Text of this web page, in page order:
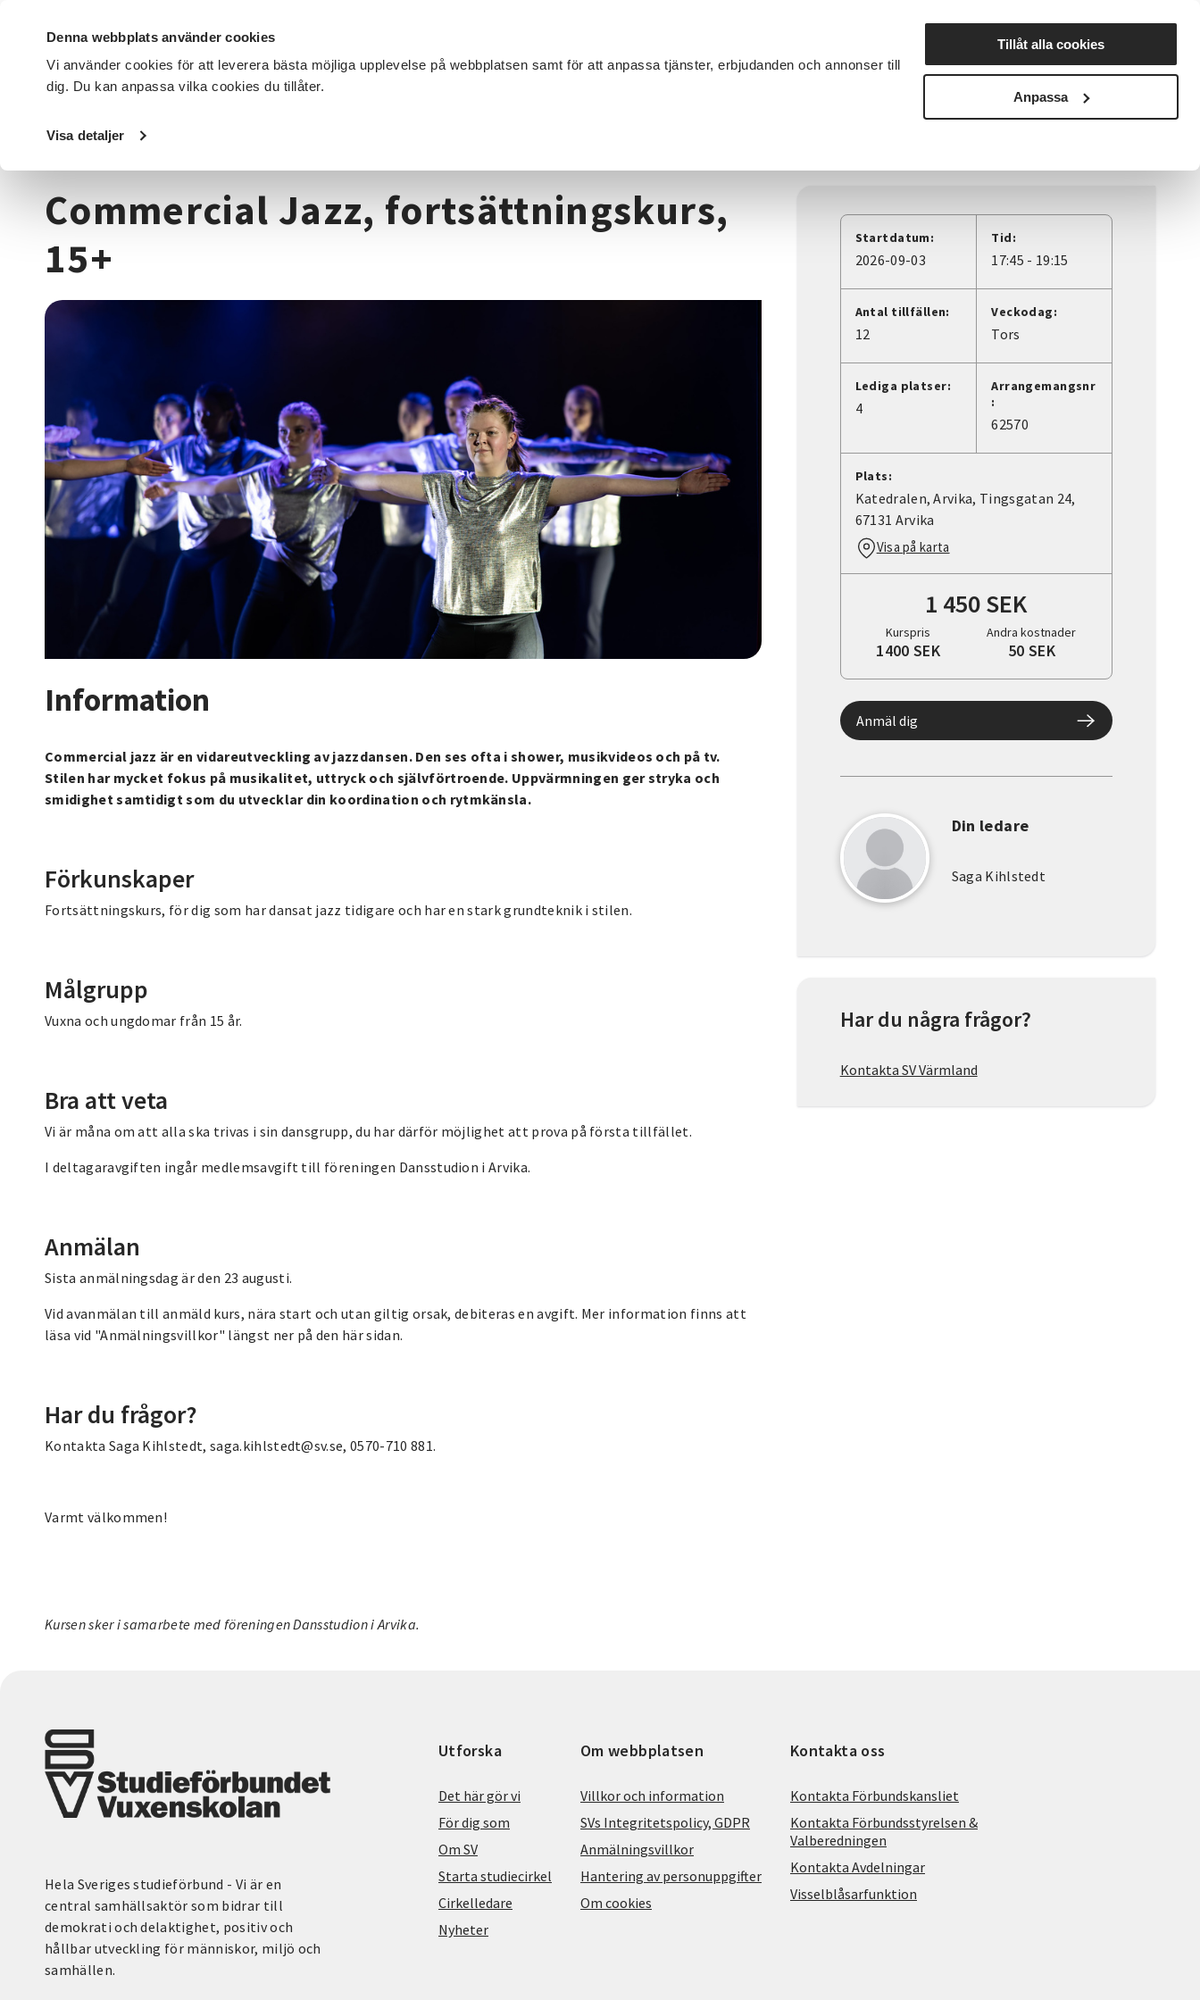
Denna webbplats använder cookies
Vi använder cookies för att leverera bästa möjliga upplevelse på webbplatsen samt för att anpassa tjänster, erbjudanden och annonser till
dig. Du kan anpassa vilka cookies du tillåter.
Visa detaljer
Tillåt alla cookies
Anpassa
DET HÄR GÖR VI FÖR DIG SOM SÖK KURSER OCH EVENEMANG Nyheter Avdelningar
Startsida / Kurser och evenemang
Commercial Jazz, fortsättningskurs,
15+
Information
Commercial jazz är en vidareutveckling av jazzdansen. Den ses ofta i shower, musikvideos och på tv.
Stilen har mycket fokus på musikalitet, uttryck och självförtroende. Uppvärmningen ger stryka och
smidighet samtidigt som du utvecklar din koordination och rytmkänsla.
Förkunskaper
Fortsättningskurs, för dig som har dansat jazz tidigare och har en stark grundteknik i stilen.
Målgrupp
Vuxna och ungdomar från 15 år.
Bra att veta
Vi är måna om att alla ska trivas i sin dansgrupp, du har därför möjlighet att prova på första tillfället.
I deltagaravgiften ingår medlemsavgift till föreningen Dansstudion i Arvika.
Anmälan
Sista anmälningsdag är den 23 augusti.
Vid avanmälan till anmäld kurs, nära start och utan giltig orsak, debiteras en avgift. Mer information finns att
läsa vid "Anmälningsvillkor" längst ner på den här sidan.
Har du frågor?
Kontakta Saga Kihlstedt, saga.kihlstedt@sv.se, 0570-710 881.
Varmt välkommen!
Kursen sker i samarbete med föreningen Dansstudion i Arvika.
Startdatum:
2026-09-03
Tid:
17:45 - 19:15
Antal tillfällen:
12
Veckodag:
Tors
Lediga platser:
4
Arrangemangsnr
:
62570
Plats:
Katedralen, Arvika, Tingsgatan 24,
67131 Arvika
Visa på karta
1 450 SEK
Kurspris
1400 SEK
Andra kostnader
50 SEK
Anmäl dig
Din ledare
Saga Kihlstedt
Har du några frågor?
Kontakta SV Värmland
Hela Sveriges studieförbund - Vi är en
central samhällsaktör som bidrar till
demokrati och delaktighet, positiv och
hållbar utveckling för människor, miljö och
samhällen.
Utforska
Det här gör vi
För dig som
Om SV
Starta studiecirkel
Cirkelledare
Nyheter
Om webbplatsen
Villkor och information
SVs Integritetspolicy, GDPR
Anmälningsvillkor
Hantering av personuppgifter
Om cookies
Kontakta oss
Kontakta Förbundskansliet
Kontakta Förbundsstyrelsen &
Valberedningen
Kontakta Avdelningar
Visselblåsarfunktion